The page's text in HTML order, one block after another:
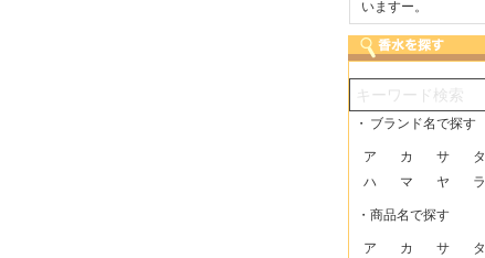
・ ブランド名で探す
ア カ サ タ
ハ
マ ヤ ラ
・商品名で探す
ア カ サ タ